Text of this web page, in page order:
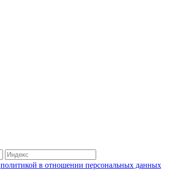
политикой в отношении персональных данных